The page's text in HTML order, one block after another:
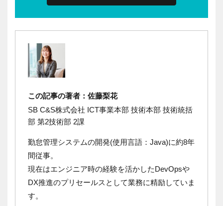
この記事の著者：佐藤梨花
SB C&S株式会社 ICT事業本部 技術本部 技術統括
部 第2技術部 2課
勤怠管理システムの開発(使用言語：Java)に約8年
間従事。
現在はエンジニア時の経験を活かしたDevOpsや
DX推進のプリセールスとして業務に精励していま
す。